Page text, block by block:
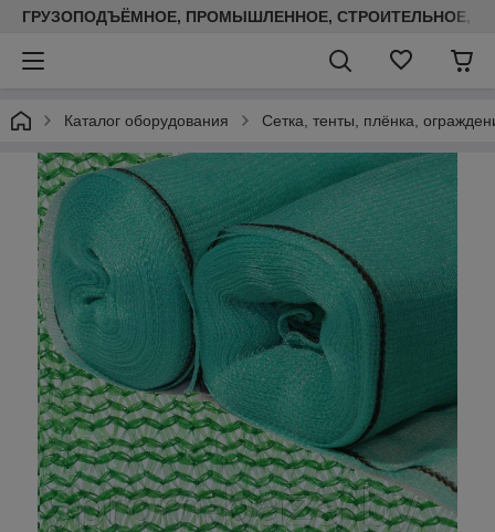
ГРУЗОПОДЪЁМНОЕ, ПРОМЫШЛЕННОЕ, СТРОИТЕЛЬНОЕ,
Каталог оборудования Сетка, тенты, плёнка,